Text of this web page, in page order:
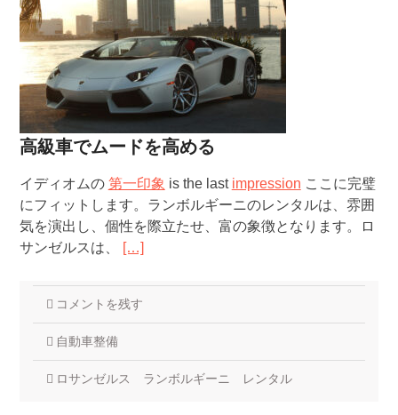
高級車でムードを高める
イディオムの 第一印象 is the last impression ここに完璧
にフィットします。ランボルギーニのレンタルは、雰囲
気を演出し、個性を際立たせ、富の象徴となります。ロ
サンゼルスは、
[…]
コメントを残す
自動車整備
ロサンゼルス ランボルギーニ レンタル